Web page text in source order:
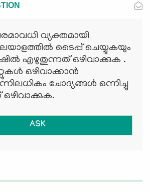
വ്യക്തമായി
ടൈപ്പ് ചെയ്യുകയും
എഴുതുന്നത് ഒഴിവാക്കുക .
ഒഴിവാക്കാന്‍
ചോദ്യങ്ങള്‍ ഒന്നിച്ചു
ASK